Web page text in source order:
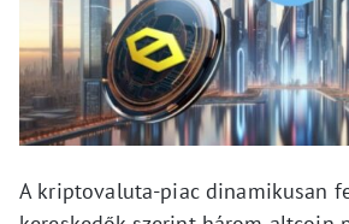
A kriptovaluta-piac dinamikusan